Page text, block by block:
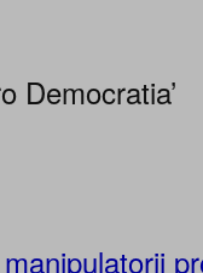
Democratia’